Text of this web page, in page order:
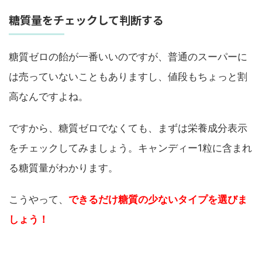
糖質量をチェックして判断する
糖質ゼロの飴が一番いいのですが、普通のスーパーに
は売っていないこともありますし、値段もちょっと割
高なんですよね。
ですから、糖質ゼロでなくても、まずは栄養成分表示
をチェックしてみましょう。キャンディー1粒に含まれ
る糖質量がわかります。
こうやって、 できるだけ糖質の少ないタイプを選びま
しょう！